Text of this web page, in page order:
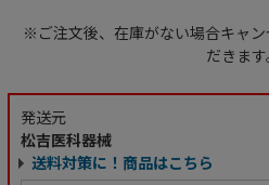
※ご注文後、在庫がない場合キャ
だきます
発送元
松吉医科器械
送料対策に！商品はこちら